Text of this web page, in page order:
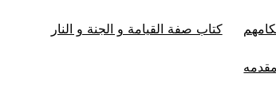
كتاب صفة القيامة و الجنة و النار
مقدمه